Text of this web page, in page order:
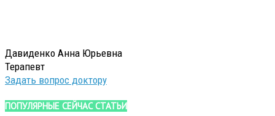
Давиденко Анна Юрьевна
Терапевт
Задать вопрос доктору
ПОПУЛЯРНЫЕ СЕЙЧАС СТАТЬИ